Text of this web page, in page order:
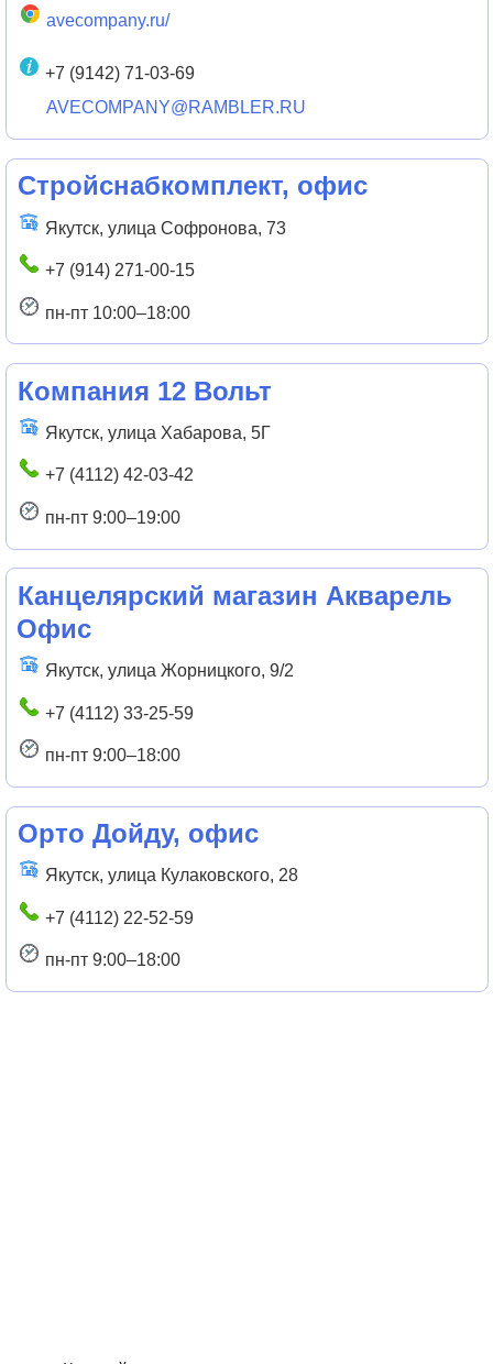
avecompany.ru/
+7 (9142) 71-03-69
AVECOMPANY@RAMBLER.RU
Стройснабкомплект, офис
Якутск, улица Софронова, 73
+7 (914) 271-00-15
пн-пт 10:00–18:00
Компания 12 Вольт
Якутск, улица Хабарова, 5Г
+7 (4112) 42-03-42
пн-пт 9:00–19:00
Канцелярский магазин Акварель
Офис
Якутск, улица Жорницкого, 9/2
+7 (4112) 33-25-59
пн-пт 9:00–18:00
Орто Дойду, офис
Якутск, улица Кулаковского, 28
+7 (4112) 22-52-59
пн-пт 9:00–18:00